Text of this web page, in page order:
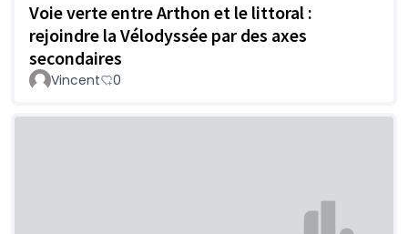
Voie verte entre Arthon et le littoral :
rejoindre la Vélodyssée par des axes
secondaires
Vincent 0